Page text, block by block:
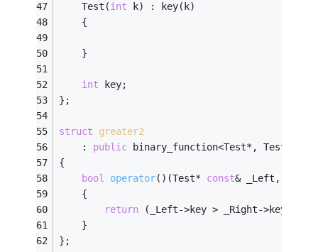
    Test(
int k) : key(k)
    {
    }
int key;
};
struct
greater2
    :
public binary_function<Test*, Test*,
bool
operator() (Test* const& _Left,
return (_Left->key > _Right->key);
    }
};